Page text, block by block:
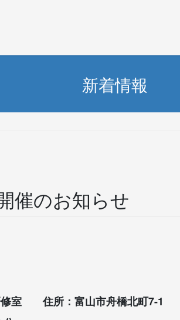
新着情報
催のお知らせ
室 住所：富山市舟橋北町7-1